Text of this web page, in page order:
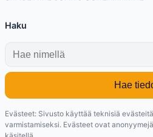
Haku
Hae
Evästeet: Sivusto käyttää teknisiä
varmistamiseksi. Evästeet ovat